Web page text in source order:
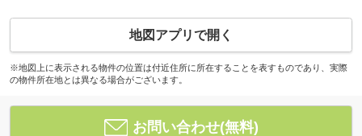
地図アプリで開く
※地図上に表示される物件の位置は付近住所に所在することを表すものであり、実際
の物件所在地とは異なる場合がございます。
お問い合わせ(無料)